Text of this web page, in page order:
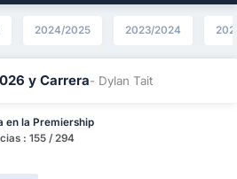
2024/2025 2023/2024
y Carrera- Dylan Tait
en la Premiership
: 155 / 294